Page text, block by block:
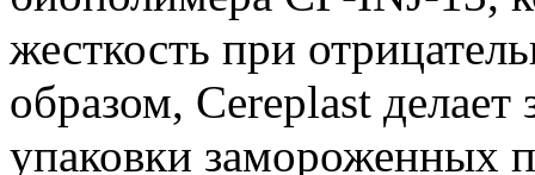
жесткость при
образом, Cereplast делает
упаковки замороженных